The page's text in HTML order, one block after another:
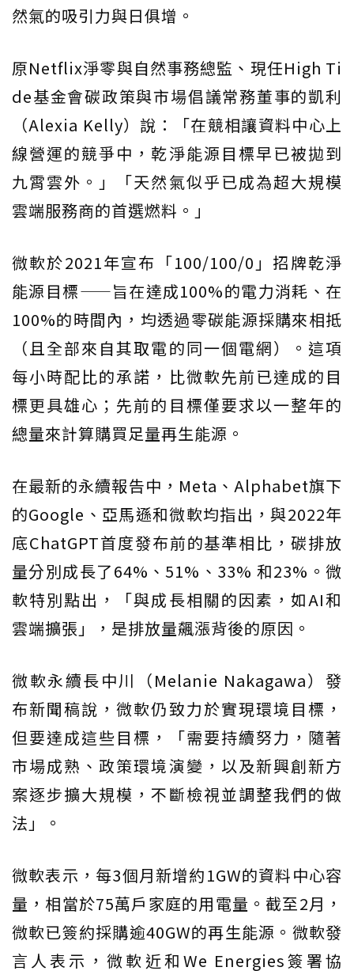
然氣的吸引力與日俱增。
原Netflix淨零與自然事務總監、現任High Ti
de基金會碳政策與市場倡議常務董事的凱利
（Alexia Kelly）說：「在競相讓資料中心上
線營運的競爭中，乾淨能源目標早已被拋到
九霄雲外。」「天然氣似乎已成為超大規模
雲端服務商的首選燃料。」
微軟於2021年宣布「100/100/0」招牌乾淨
能源目標——旨在達成100%的電力消耗、在
100%的時間內，均透過零碳能源採購來相抵
（且全部來自其取電的同一個電網）。這項
每小時配比的承諾，比微軟先前已達成的目
標更具雄心；先前的目標僅要求以一整年的
總量來計算購買足量再生能源。
在最新的永續報告中，Meta、Alphabet旗下
的Google、亞馬遜和微軟均指出，與2022年
底ChatGPT首度發布前的基準相比，碳排放
量分別成長了64%、51%、33% 和23%。微
軟特別點出，「與成長相關的因素，如AI和
雲端擴張」，是排放量飆漲背後的原因。
微軟永續長中川（Melanie Nakagawa）發
布新聞稿說，微軟仍致力於實現環境目標，
但要達成這些目標，「需要持續努力，隨著
市場成熟、政策環境演變，以及新興創新方
案逐步擴大規模，不斷檢視並調整我們的做
法」。
微軟表示，每3個月新增約1GW的資料中心容
量，相當於75萬戶家庭的用電量。截至2月，
微軟已簽約採購逾40GW的再生能源。微軟發
言人表示，微軟近和We Energies簽署協